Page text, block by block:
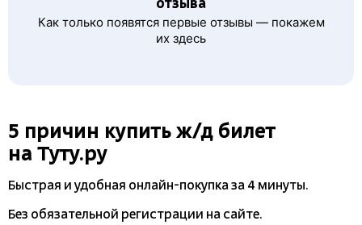
отзыва
Как только появятся первые отзывы — покажем
их здесь
5 причин купить ж/д билет
на Туту.ру
Быстрая и удобная онлайн-покупказа 4 минуты.
Без обязательной регистрации на сайте.